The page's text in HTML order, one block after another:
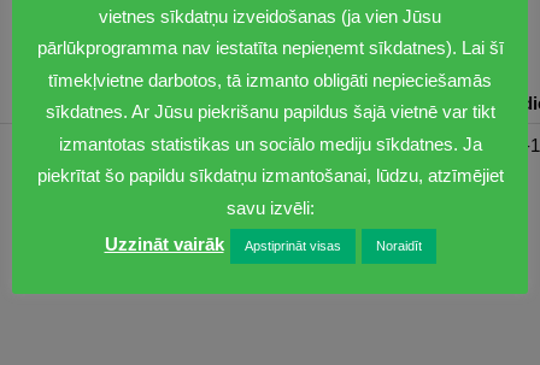
dmv@riga.lv
Pirmdiena Otrdiena Trešdiena Ceturtdiena
08:30-17:00 08:00-17:00 08:00-17:00 08:00-17:00 08:00-
vietnes sīkdatņu izveidošanas (ja vien Jūsu
pārlūkprogramma nav iestatīta nepieņemt sīkdatnes). Lai šī
tīmekļvietne darbotos, tā izmanto obligāti nepieciešamās
sīkdatnes. Ar Jūsu piekrišanu papildus šajā vietnē var tikt
izmantotas statistikas un sociālo mediju sīkdatnes. Ja
piekrītat šo papildu sīkdatņu izmantošanai, lūdzu, atzīmējiet
savu izvēli:
Uzzināt vairāk
Apstiprināt visas Noraidīt